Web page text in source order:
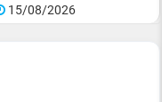
15/08/2026